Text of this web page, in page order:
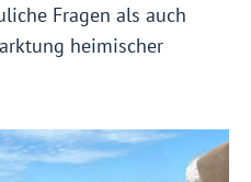
Fragen als auch
heimischer